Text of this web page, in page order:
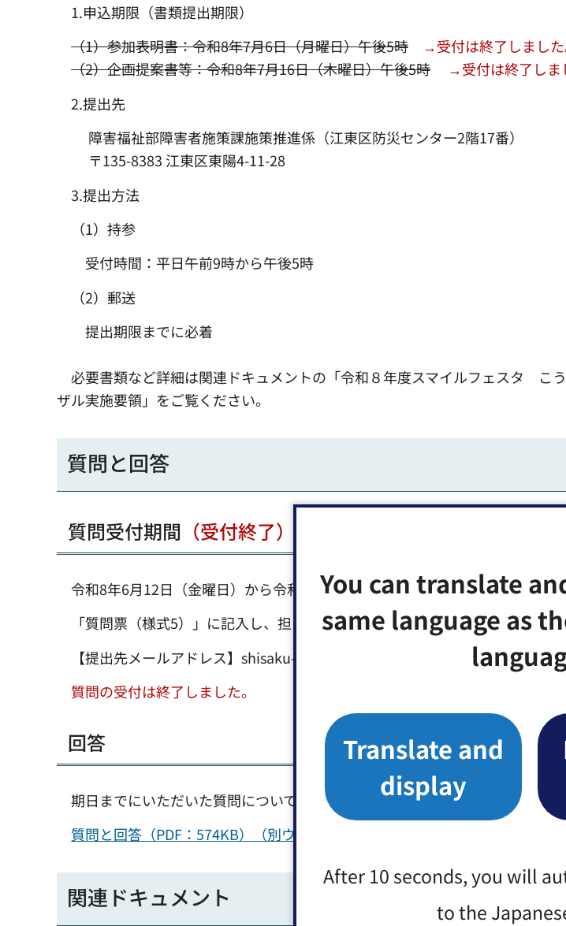
You can translate
same language as
Translate and
display
After 10 seconds, you will
to the
1.申込期限（書類提出期限）
（1）参加表明書：令和8年7月6日（月曜日）午後5時
→受付は終了しました
（2）企画提案書等：令和8年7月16日（木曜日）午後5時
→受付は終了しま
2.提出先
障害福祉部障害者施策課施策推進係（江東区防災センター2階17番）
〒135-8383 江東区東陽4-11-28
3.提出方法
（1）持参
受付時間：平日午前9時から午後5時
（2）郵送
提出期限までに必着
必要書類など詳細は関連ドキュメントの「令和８年度スマイルフェスタ こ
ザル実施要領」をご覧ください。
質問と回答
質問受付期間 （受付終了）
令和8年6月12日（金曜日）から令和8年6月26日（金曜日）午後5時まで
「質問票（様式5）」に記入し、担当部署へ電話連絡のうえ、電子メールで提
【提出先メールアドレス】shisaku-k@city.koto.lg.jp
質問の受付は終了しました。
回答
期日までにいただいた質問について、以下の通り回答します。
質問と回答（PDF：574KB）（別ウィンドウで開きます）
関連ドキュメント